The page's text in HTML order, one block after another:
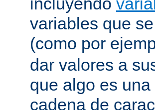
variables que
(como por
dar valores a
que algo es
cadena de